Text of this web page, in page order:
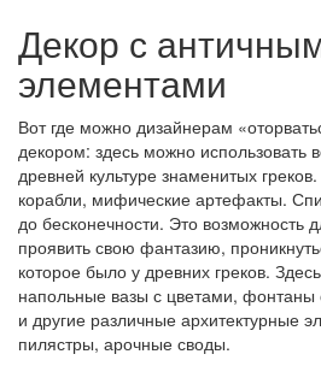
Декор с
элементами
Вот где можно дизайнерам
декором: здесь можно использовать
древней культуре знаменитых
корабли, мифические артефакты.
до бесконечности. Это возможность
проявить свою фантазию,
которое было у древних греков.
напольные вазы с цветами, фонтаны
и другие различные архитектурные
пилястры, арочные своды.